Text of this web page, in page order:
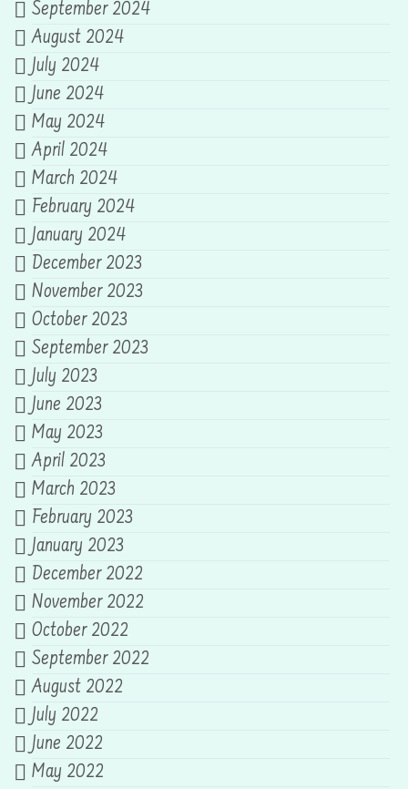
September 2024
August 2024
July 2024
June 2024
May 2024
April 2024
March 2024
February 2024
January 2024
December 2023
November 2023
October 2023
September 2023
July 2023
June 2023
May 2023
April 2023
March 2023
February 2023
January 2023
December 2022
November 2022
October 2022
September 2022
August 2022
July 2022
June 2022
May 2022